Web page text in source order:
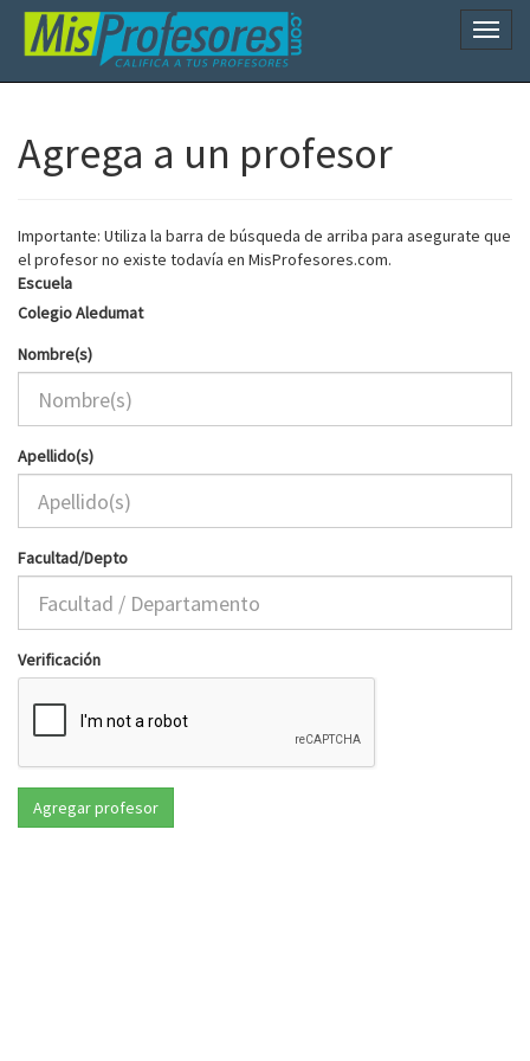
Agrega a un profesor
Importante: Utiliza la barra de búsqueda de arriba para asegurate que
el profesor no existe todavía en MisProfesores.com.
Escuela
Colegio Aledumat
Nombre(s)
Apellido(s)
Facultad/Depto
Verificación